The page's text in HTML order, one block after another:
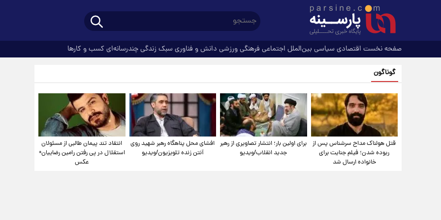
صفحه نخست اقتصادی سیاسی بین‌الملل اجتماعی فرهنگیورزشی دانش و فناوری سبک زندگیچندرسانه‌ای کسب و کارها
گوناگون
قتل هولناک مداح سرشناس پس از
ربوده شدن؛ فیلم جنایت برای
خانواده ارسال شد
برای اولین بار؛ انتشار تصاویری از رهبر
جدید انقلاب/ویدیو
افشای محل پناهگاه‌ رهبر شهید روی
آنتن زنده تلویزیون/ویدیو
انتقاد تند پیمان طالبی از مسئولان
استقلال در پی رفتن رامین رضاییان+
عکس